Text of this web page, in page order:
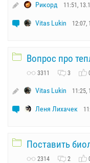
Рикорд 11:51,
Vitas Lukin 12:07,
Вопрос про
3311 3
Vitas Lukin 11:25,
Леня Лихачек
Поставить
2314 2